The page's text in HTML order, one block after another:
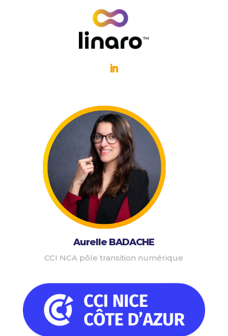
Aurelle BADACHE
CCI NCA pôle transition numérique